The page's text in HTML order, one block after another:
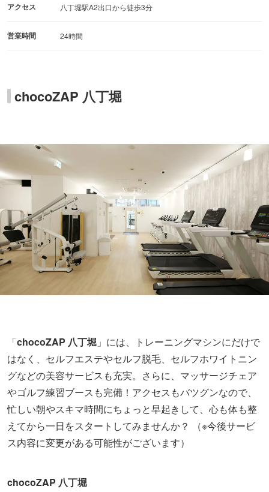
アクセス 八丁堀駅A2出口から徒歩3分
営業時間 24時間
chocoZAP 八丁堀
「chocoZAP 八丁堀 」には、トレーニングマシンにだけで
はなく、セルフエステやセルフ脱毛、セルフホワイトニン
グなどの美容サービスも充実。さらに、マッサージチェア
やゴルフ練習ブースも完備！アクセスもバツグンなので、
忙しい朝やスキマ時間にちょっと早起きして、心も体も整
えてから一日をスタートしてみませんか？ （※今後サービ
ス内容に変更がある可能性がございます）
chocoZAP 八丁堀